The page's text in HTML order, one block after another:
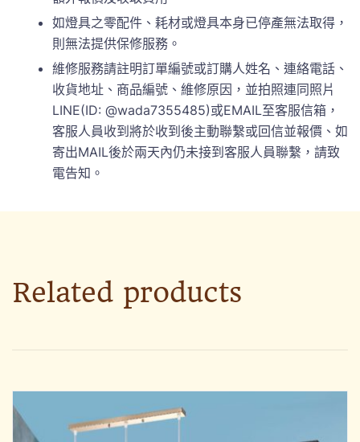
如燈具之零配件、耗材或燈具本身已停產無法取得，
則無法提供保修服務。
維修服務請註明訂單編號或訂購人姓名、連絡電話、
收貨地址、商品編號、維修原因，並拍照連同照片
LINE(ID: @wada7355485)或EMAIL至客服信箱，
客服人員收到將於收到後主動聯繫或回信並報價、如
寄出MAIL後於兩天內仍未接到客服人員聯繫，請致
電告知。
Related products